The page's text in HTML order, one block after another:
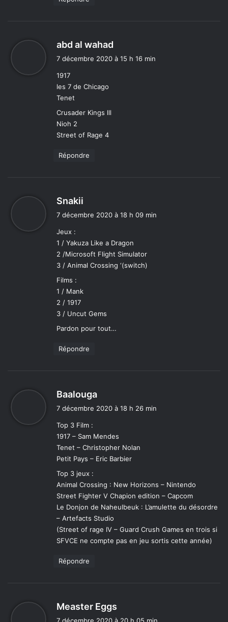
abd al wahad
7 décembre 2020 à 15 h 16 min
1917
les 7 de Chicago
Tenet
Crusader Kings lll
Nioh 2
Street of Rage 4
Répondre
Snakii
:
7 décembre 2020 à 18 h 09 min
Jeux :
1 / Yakuza Like a Dragon
2 /Microsoft Flight Simulator
3 / Animal Crossing ‘(switch)
Films :
1 / Mank
2 / 1917
3 / Uncut Gems
Pardon pour tout…
Répondre
Baalouga
:
7 décembre 2020 à 18 h 26 min
Top 3 Film :
1917 – Sam Mendes
Tenet – Christopher Nolan
Petit Pays – Eric Barbier
Top 3 jeux :
Animal Crossing : New Horizons – Nintendo
Street Fighter V Chapion edition – Capcom
Le Donjon de Naheulbeuk : L’amulette du désordre
– Artefacts Studio
(Street of rage IV – Guard Crush Games en trois si
SFVCE ne compte pas en jeu sortis cette année)
Répondre
Measter Eggs
7 décembre 2020 à 20 h 05 min